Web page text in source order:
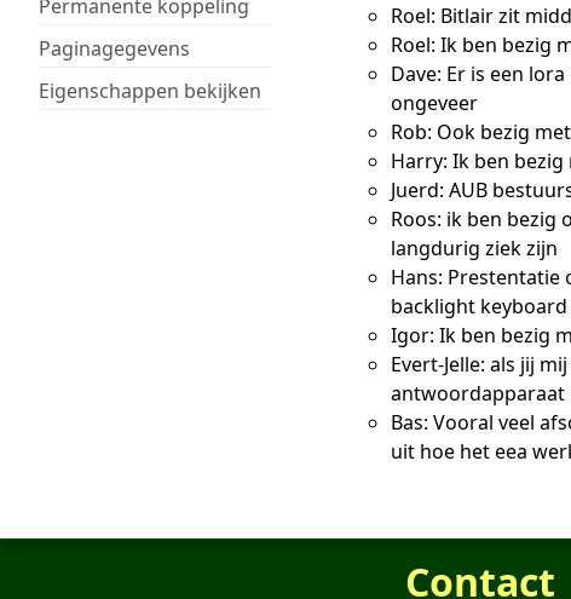
Permanente koppeling
Paginagegevens
Eigenschappen bekijken
Roel: Bitlair zit
Roel: Ik ben bezig
Dave: Er is een
ongeveer
Rob: Ook bezig
Harry: Ik ben
Juerd: AUB
Roos: ik ben bezig
langdurig ziek zijn
Hans:
backlight
Igor: Ik ben bezig
Evert-Jelle: als jij
antwoordapparaat
Bas: Vooral veel
uit hoe het eea
Contact